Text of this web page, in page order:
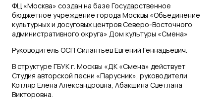
ФЦ «Москва» создан на базе Государственное
бюджетное учреждение города Москвы «Объединение
культурных и досуговых центров Северо-Восточного
административного округа» Дом культуры «Смена»
Руководитель ОСП Силантьев Евгений Геннадьевич.
В структуре ГБУК г. Москвы «ДК «Смена» действует
Студия авторской песни «Парусник», руководители
Котляр Елена Александровна, Абакшина Светлана
Викторовна.